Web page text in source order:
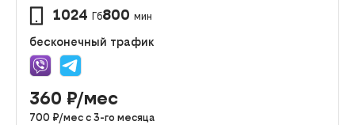
1024 Гб800 мин
бесконечный трафик
360 ₽/мес
700 ₽/мес с 3-го месяца